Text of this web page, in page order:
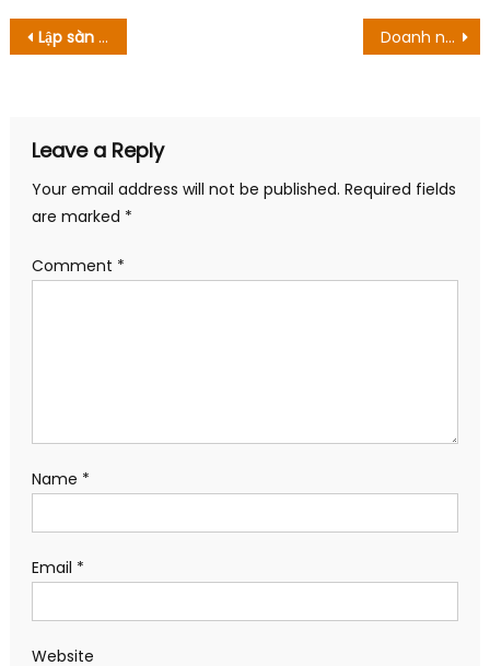
Post
Lập sàn giao dịch tiền mã hóa: Giải pháp hạn chế lừa đảo mạng Doanh nghiệp điện bước vào chu kỳ tăng trưởng lợi nhuận
Leave a Reply
Your email address will not be published. Required fields
are marked *
Comment *
Name *
Email *
Website